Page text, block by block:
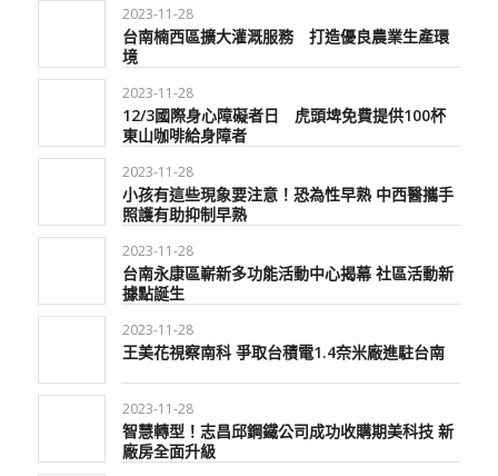
2023-11-28
台南楠西區擴大灌溉服務 打造優良農業生產環
境
2023-11-28
12/3國際身心障礙者日 虎頭埤免費提供100杯
東山咖啡給身障者
2023-11-28
小孩有這些現象要注意！恐為性早熟 中西醫攜手
照護有助抑制早熟
2023-11-28
台南永康區嶄新多功能活動中心揭幕 社區活動新
據點誕生
2023-11-28
王美花視察南科 爭取台積電1.4奈米廠進駐台南
2023-11-28
智慧轉型！志昌邱鋼鐵公司成功收購期美科技 新
廠房全面升級